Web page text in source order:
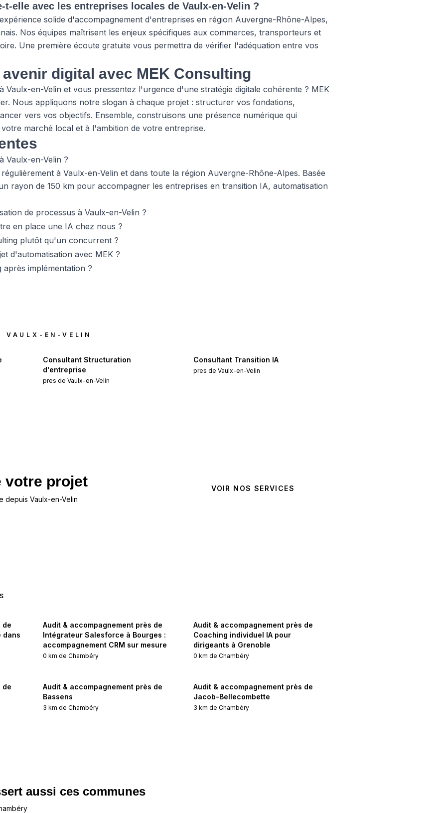
elle avec les entreprises locales de Vaulx-en-Velin ?
solide d'accompagnement d'entreprises en région Auvergne-Rhône-Alpes,
Nos équipes maîtrisent les enjeux spécifiques aux commerces, transporteurs et
Une première écoute gratuite vous permettra de vérifier l'adéquation entre vos
digital avec MEK Consulting
Vaulx-en-Velin et vous pressentez l'urgence d'une stratégie digitale cohérente ? MEK
Nous appliquons notre slogan à chaque projet : structurer vos fondations,
vers vos objectifs. Ensemble, construisons une présence numérique qui
marché local et à l'ambition de votre entreprise.
Vaulx-en-Velin ?
à Vaulx-en-Velin et dans toute la région Auvergne-Rhône-Alpes. Basée
rayon de 150 km pour accompagner les entreprises en transition IA, automatisation
de processus à Vaulx-en-Velin ?
en place une IA chez nous ?
plutôt qu'un concurrent ?
d'automatisation avec MEK ?
après implémentation ?
VAULX-EN-VELIN
Consultant Structuration
d'entreprise
pres de Vaulx-en-Velin
Consultant Transition IA
pres deVaulx-en-Velin
votre projet
depuis Vaulx-en-Velin
VOIR NOS SERVICES
de
dans
Audit & accompagnement près de
Intégrateur Salesforce à Bourges :
accompagnement CRM sur mesure
0 km de Chambéry
Audit & accompagnement près de
Coaching individuel IA pour
dirigeants à Grenoble
0 km deChambéry
de
Audit & accompagnement près de
Bassens
3 km de Chambéry
Audit & accompagnement près de
Jacob-Bellecombette
3 km deChambéry
aussi ces communes